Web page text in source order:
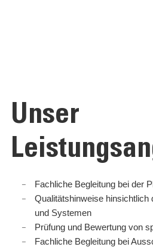
Unser
Fachliche Begleitung bei der
Qualitätshinweise hinsichtlich
und Systemen
Prüfung und Bewertung von
Fachliche Begleitung bei